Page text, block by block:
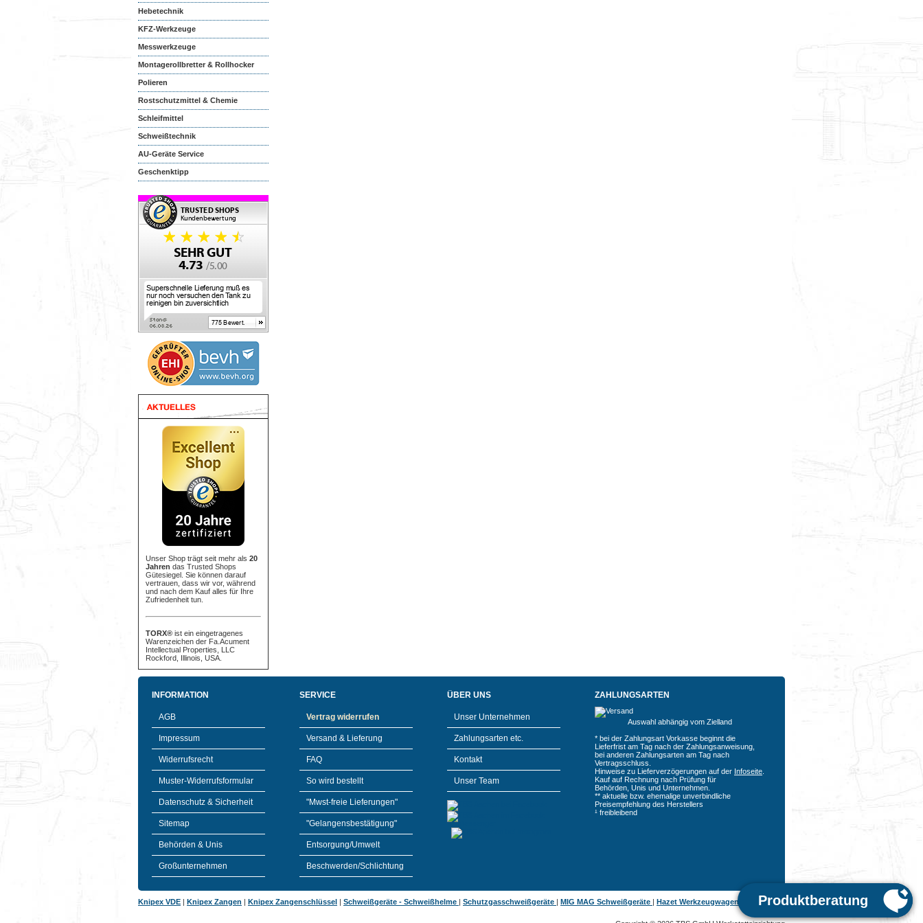
Hebetechnik
KFZ-Werkzeuge
Messwerkzeuge
Montagerollbretter & Rollhocker
Polieren
Rostschutzmittel & Chemie
Schleifmittel
Schweißtechnik
AU-Geräte Service
Geschenktipp
Unser Shop trägt seit mehr als 20
Jahren das Trusted Shops
Gütesiegel. Sie können darauf
vertrauen, dass wir vor, während
und nach dem Kauf alles für Ihre
Zufriedenheit tun.
TORX® ist ein eingetragenes
Warenzeichen der Fa.Acument
Intellectual Properties, LLC
Rockford, Illinois, USA.
INFORMATION
AGB
Impressum
Widerrufsrecht
Muster-Widerrufsformular
Datenschutz & Sicherheit
Sitemap
Behörden & Unis
Großunternehmen
SERVICE
Vertrag widerrufen
Versand & Lieferung
FAQ
So wird bestellt
"Mwst-freie Lieferungen"
"Gelangensbestätigung"
Entsorgung/Umwelt
Beschwerden/Schlichtung
ÜBER UNS
Unser Unternehmen
Zahlungsarten etc.
Kontakt
Unser Team
ZAHLUNGSARTEN
Auswahl abhängig vom Zielland
* bei der Zahlungsart Vorkasse beginnt die
Lieferfrist am Tag nach der Zahlungsanweisung,
bei anderen Zahlungsarten am Tag nach
Vertragsschluss.
Hinweise zu Lieferverzögerungen auf der Infoseite
Kauf auf Rechnung nach Prüfung für
Behörden, Unis und Unternehmen.
** aktuelle bzw. ehemalige unverbindliche
Preisempfehlung des Herstellers
¹ freibleibend
Knipex VDE | Knipex Zangen | Knipex Zangenschlüssel | Schweißgeräte - Schweißhelme | Schutzgasschweißgeräte | MIG MAG Schweißgeräte | Hazet Werkzeugwagen